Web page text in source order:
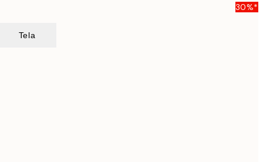
30%*
Tela